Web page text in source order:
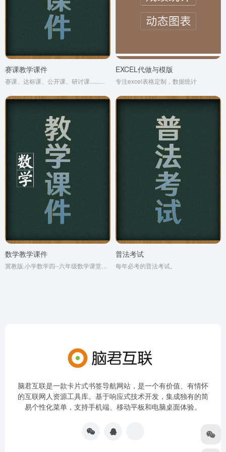
赛课教学课件 EXCEL代做与模版
专注excel表格定制，数据统计
数学教学课件 普法考试
每年必考的普法考试。
脑君互联是一款卡片式书签导航网站，是一个有价值、有情怀
的互联网人资源工具库。基于响应式技术开发，集成独有的简
易个性化菜单，支持手机端、移动平板和电脑桌面体验。